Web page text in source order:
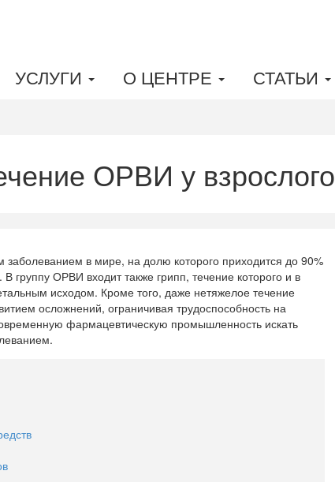
УСЛУГИ О ЦЕНТРЕ СТАТЬИ
ОРВИ у взрослого
в мире, на долю которого приходится до 90%
группу ОРВИ входит также грипп, течение которого и в
исходом. Кроме того, даже нетяжелое течение
осложнений, ограничивая трудоспособность на
фармацевтическую промышленность искать